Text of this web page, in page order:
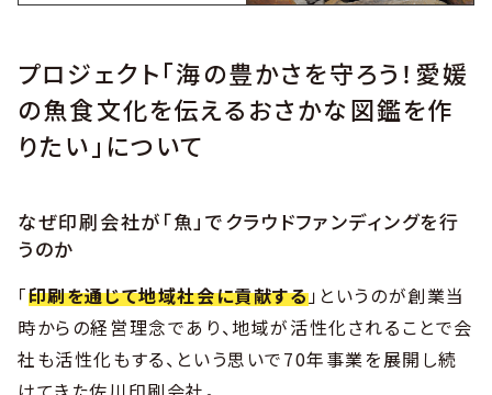
プロジェクト「海の豊かさを守ろう！愛媛
の魚食文化を伝えるおさかな図鑑を作
りたい」について
なぜ印刷会社が「魚」でクラウドファンディングを行
うのか
「印刷を通じて地域社会に貢献する」というのが創業当
時からの経営理念であり、地域が活性化されることで会
社も活性化もする、という思いで70年事業を展開し続